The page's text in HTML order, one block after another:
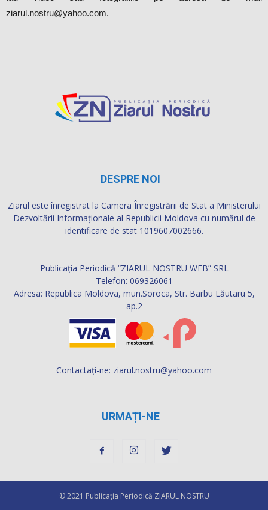
ziarul.nostru@yahoo.com.
DESPRE NOI
Ziarul este înregistrat la Camera Înregistrării de Stat a Ministerului
Dezvoltării Informaţionale al Republicii Moldova cu numărul de
identificare de stat 1019607002666.
Publicația Periodică “ZIARUL NOSTRU WEB” SRL
Telefon: 069326061
Adresa: Republica Moldova, mun.Soroca, Str. Barbu Lăutaru 5,
ap.2
Contactați-ne: ziarul.nostru@yahoo.com
URMAȚI-NE
© 2021 Publicaţia Periodică ZIARUL NOSTRU